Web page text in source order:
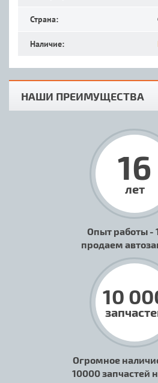
Страна:
Наличие:
НАШИ ПРЕИМУЩЕСТВА
16
лет
Опыт работы -
продаем
10
Огромное
10000 запчастей